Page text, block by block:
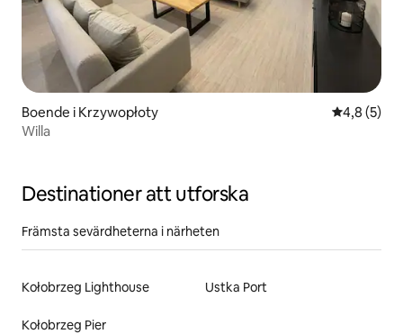
Boende i Krzywopłoty 4,8 av 5 i
4,8 (5)
Willa
Destinationer att utforska
Främsta sevärdheterna i närheten
Kołobrzeg Lighthouse Ustka Port
Kołobrzeg Pier